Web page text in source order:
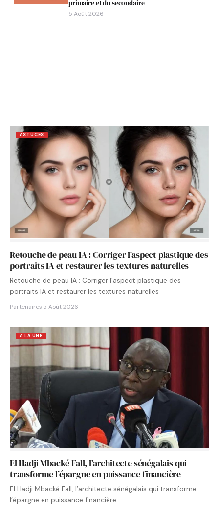
primaire et du secondaire
5 Août 2026
ASTUCES
Retouche de peau IA : Corriger l’aspect plastique des
portraits IA et restaurer les textures naturelles
Retouche de peau IA : Corriger l'aspect plastique des
portraits IA et restaurer les textures naturelles
Partenaires·5 Août 2026
A LA UNE
El Hadji Mbacké Fall, l’architecte sénégalais qui
transforme l’épargne en puissance financière
El Hadji Mbacké Fall, l’architecte sénégalais qui transforme
l’épargne en puissance financière